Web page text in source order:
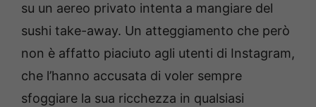
su un aereo privato intenta a mangiare del
sushi take-away. Un atteggiamento che però
non è affatto piaciuto agli utenti di Instagram,
che l’hanno accusata di voler sempre
sfoggiare la sua ricchezza in qualsiasi